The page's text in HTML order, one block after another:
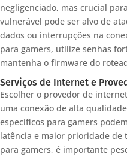
negligenciado, mas crucial
vulnerável pode ser alvo de
dados ou interrupções na
para gamers, utilize senhas
mantenha o firmware do
Serviços de Internet e
Escolher o provedor de
uma conexão de alta
específicos para gamers
latência e maior prioridade de
para gamers, é importante